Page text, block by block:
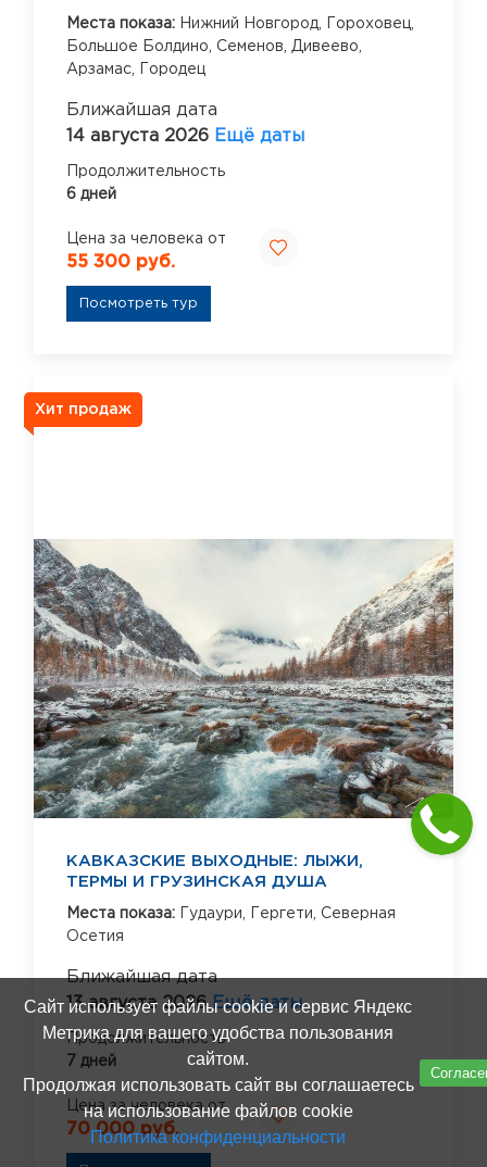
Места показа: Нижний Новгород,
Гороховец,
Большое Болдино, Семенов, Дивеево,
Арзамас,
Городец
Ближайшая дата
14 августа 2026 Ещё даты
Продолжительность
6 дней
Цена за человека от
55 300 руб.
Посмотреть тур
Хит продаж
КАВКАЗСКИЕ ВЫХОДНЫЕ: ЛЫЖИ,
ТЕРМЫ И ГРУЗИНСКАЯ ДУША
Места показа: Гудаури, Гергети, Северная
Осетия
Ближайшая дата
13 августа 2026 Ещё даты
Продолжительность
7 дней
Цена за человека от
70 000 руб.
Сайт использует файлы cookie и сервис Яндекс
Метрика для вашего удобства пользования
сайтом.
Продолжая использовать сайт вы соглашаетесь
на использование файлов cookie
Политика конфиденциальности